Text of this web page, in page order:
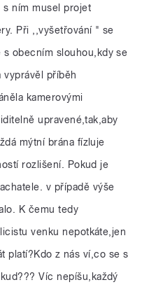
s ním musel projet
Při ,,vyšetřování " se
obecním slouhou,kdy se
vyprávěl příběh
kamerovými
upravené,tak,aby
mýtní brána fízluje
rozlišení. Pokud je
v případě výše
K čemu tedy
venku nepotkáte,jen
platí?Kdo z nás ví,co se s
Víc nepíšu,každý